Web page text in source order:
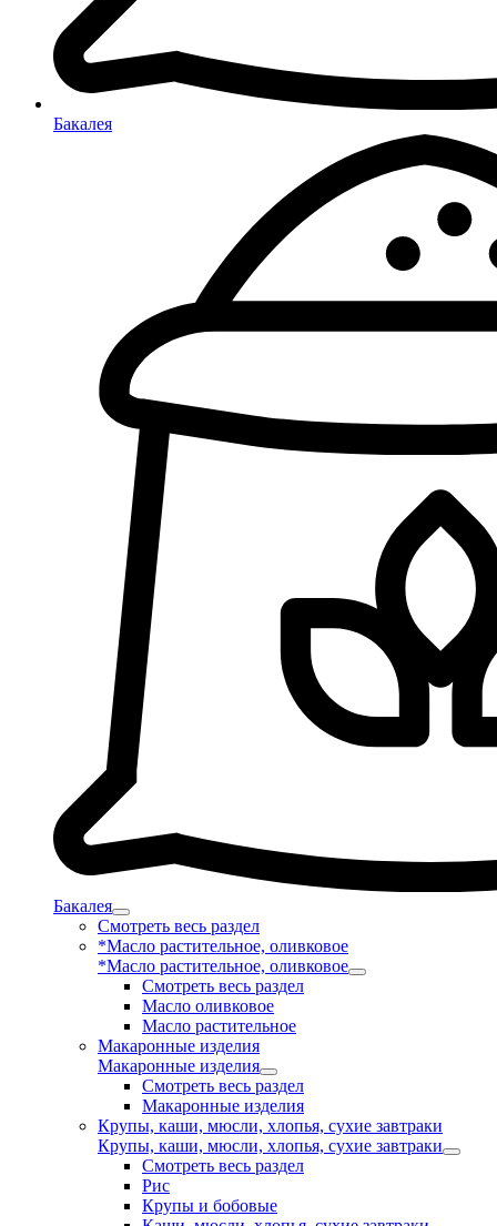
Бакалея
Бакалея
Смотреть весь раздел
*Масло растительное, оливковое
*Масло растительное, оливковое
Смотреть весь раздел
Масло оливковое
Масло растительное
Макаронные изделия
Макаронные изделия
Смотреть весь раздел
Макаронные изделия
Крупы, каши, мюсли, хлопья, сухие завтраки
Крупы, каши, мюсли, хлопья, сухие завтраки
Смотреть весь раздел
Рис
Крупы и бобовые